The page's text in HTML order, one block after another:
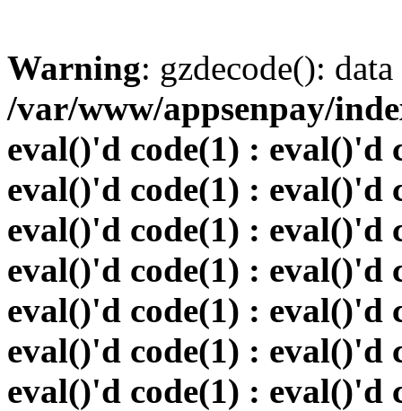
Warning: gzdecode():
/var/www/appsenpay/
eval()'d code(1) : eval()'d
eval()'d code(1) : eval()'d
eval()'d code(1) : eval()'d
eval()'d code(1) : eval()'d
eval()'d code(1) : eval()'d
eval()'d code(1) : eval()'d
eval()'d code(1) : eval()'d